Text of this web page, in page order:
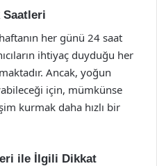
her günü 24 saat
ihtiyaç duyduğu her
Ancak, yoğun
için, mümkünse
kurmak daha hızlı bir
ile İlgili Dikkat